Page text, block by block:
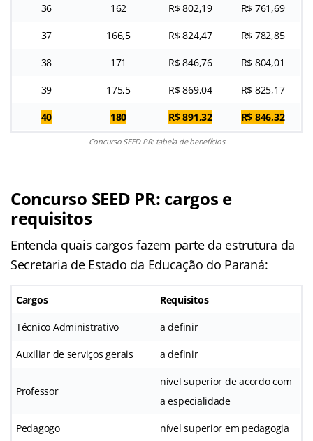
36 162 R$ 802,19 R$ 761,69
37 166,5 R$ 824,47 R$ 782,85
38 171 R$ 846,76 R$ 804,01
39 175,5 R$ 869,04 R$ 825,17
40 180 R$ 891,32 R$ 846,32
Concurso SEED PR: tabela de benefícios
Concurso SEED PR: cargos e
requisitos
Entenda quais cargos fazem parte da estrutura da
Secretaria de Estado da Educação do Paraná:
Cargos Requisitos
Técnico Administrativo a definir
Auxiliar de serviços gerais a definir
Professor
nível superior de acordo com
a especialidade
Pedagogo nível superior em pedagogia